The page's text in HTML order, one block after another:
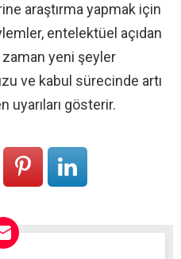
araştırma yapmak için
entelektüel açıdan
yeni şeyler
ve kabul sürecinde artı
uyarıları gösterir.